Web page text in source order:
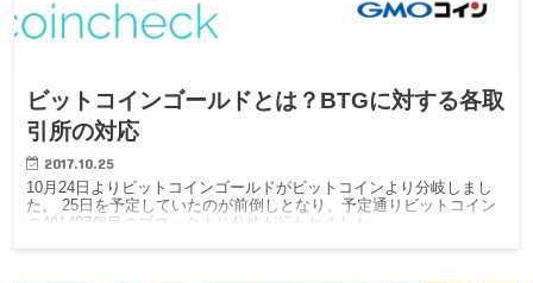
ビットコインゴールドとは？BTGに対する各取
引所の対応
2017.10.25
10月24日よりビットコインゴールドがビットコインより分岐しまし
た。 25日を予定していたのが前倒しとなり、予定通りビットコイン
の491407個目のブロックより分岐が行われました。